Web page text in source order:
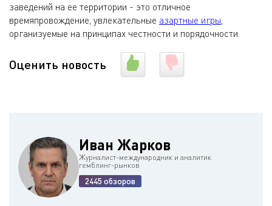
заведений на ее территории - это отличное
времяпровождение, увлекательные азартные игры,
организуемые на принципах честности и порядочности.
Оценить новость
Иван Жарков
Журналист-международник и аналитик
гемблинг-рынков
2445 обзоров